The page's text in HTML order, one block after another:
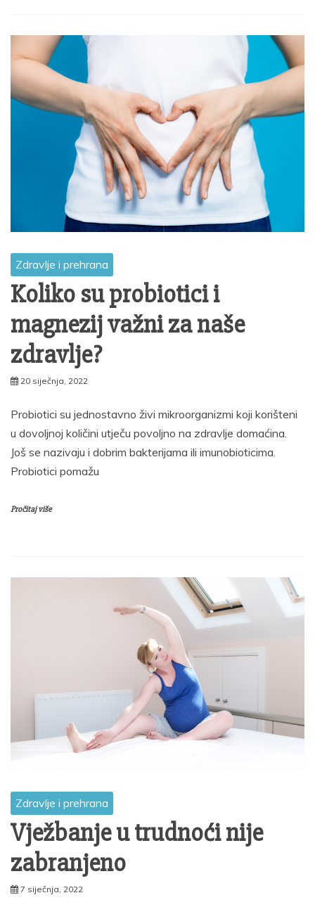
Zdravlje i prehrana
Koliko su probiotici i
magnezij važni za naše
zdravlje?
20 siječnja, 2022
Probiotici su jednostavno živi mikroorganizmi koji korišteni
u dovoljnoj količini utječu povoljno na zdravlje domaćina.
Još se nazivaju i dobrim bakterijama ili imunobioticima.
Probiotici pomažu
Pročitaj više
Zdravlje i prehrana
Vježbanje u trudnoći nije
zabranjeno
7 siječnja, 2022